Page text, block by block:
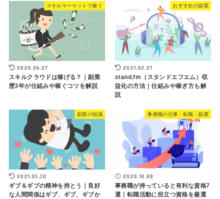
スキルマーケットで稼ぐ
2020.06.07
スキルクラウドは稼げる？｜副業
歴3年が仕組みや稼ぐコツを解説
おすすめの副業
2021.02.21
stand.fm（スタンドエフエム）収
益化の方法｜仕組みや稼ぎ方も解
説
副業の知識
2021.03.30
ギブ＆ギブの精神を持とう｜良好
な人間関係はギブ、ギブ、ギブか
事務職の仕事・転職・副業
2020.10.08
事務職が持っていると有利な資格7
選｜転職活動に役立つ資格を厳選